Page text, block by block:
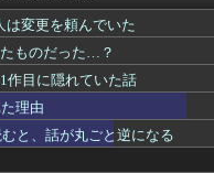
海外の反応)
OverSS
メニージャパン！
ぽにか反応帳
も日和
カン！
のお前ら 海外の反応
は変更を頼んでいた
ものだった…？
作目に隠れていた話
理由
と、話が丸ごと逆になる